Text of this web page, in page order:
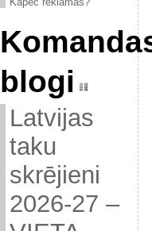
blogi
Latvijas
taku
skrējieni
2026-27 –